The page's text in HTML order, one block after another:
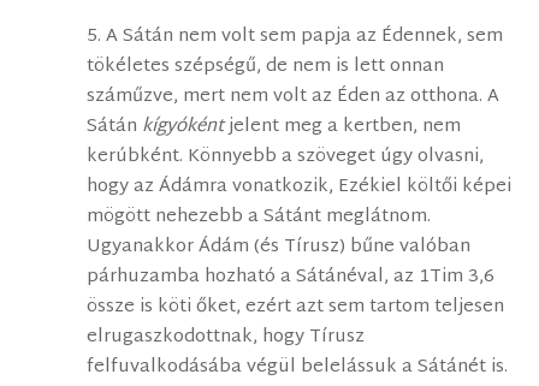
5. A Sátán nem volt sem papja az Édennek, sem
tökéletes szépségű, de nem is lett onnan
száműzve, mert nem volt az Éden az otthona. A
Sátán kígyókéntjelent meg a kertben, nem
kerúbként. Könnyebb a szöveget úgy olvasni,
hogy az Ádámra vonatkozik, Ezékiel költői képei
mögött nehezebb a Sátánt meglátnom.
Ugyanakkor Ádám (és Tírusz) bűne valóban
párhuzamba hozható a Sátánéval, az 1Tim 3,6
össze is köti őket, ezért azt sem tartom teljesen
elrugaszkodottnak, hogy Tírusz
felfuvalkodásába végül belelássuk a Sátánét is.